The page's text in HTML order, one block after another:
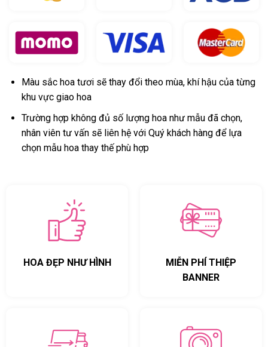
Màu sắc hoa tươi sẽ thay đổi theo mùa, khí hậu của từng
khu vực giao hoa
Trường hợp không đủ số lượng hoa như mẫu đã chọn,
nhân viên tư vấn sẽ liên hệ với Quý khách hàng để lựa
chọn mẫu hoa thay thế phù hợp
HOA ĐẸP NHƯ HÌNH
MIỄN PHÍ THIỆP
BANNER